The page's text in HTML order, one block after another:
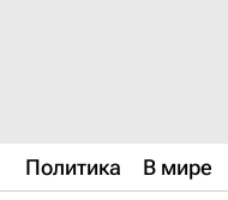
Политика В мире